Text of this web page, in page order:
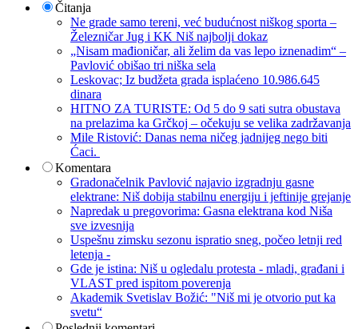
Čitanja
Ne grade samo tereni, već budućnost niškog sporta –
Železničar Jug i KK Niš najbolji dokaz
„Nisam mađioničar, ali želim da vas lepo iznenadim“ –
Pavlović obišao tri niška sela
Leskovac; Iz budžeta grada isplaćeno 10.986.645
dinara
HITNO ZA TURISTE: Od 5 do 9 sati sutra obustava
na prelazima ka Grčkoj – očekuju se velika zadržavanja
Mile Ristović: Danas nema ničeg jadnijeg nego biti
Ćaci.
Komentara
Gradonačelnik Pavlović najavio izgradnju gasne
elektrane: Niš dobija stabilnu energiju i jeftinije grejanje
Napredak u pregovorima: Gasna elektrana kod Niša
sve izvesnija
Uspešnu zimsku sezonu ispratio sneg, počeo letnji red
letenja -
Gde je istina: Niš u ogledalu protesta - mladi, građani i
VLAST pred ispitom poverenja
Akademik Svetislav Božić: "Niš mi je otvorio put ka
svetu“